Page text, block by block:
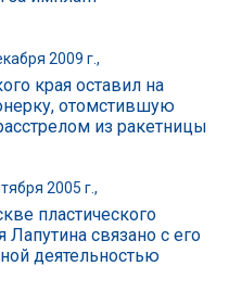
2009 г.,
края оставил на
отомстившую
из ракетницы
2005 г.,
пластического
Лапутина связано с его
деятельностью